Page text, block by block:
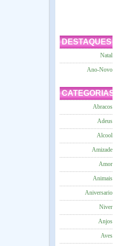
DESTAQUES
Natal
Ano-Novo
CATEGORIAS
Abracos
Adeus
Alcool
Amizade
Amor
Animais
Aniversario
Niver
Anjos
Aves